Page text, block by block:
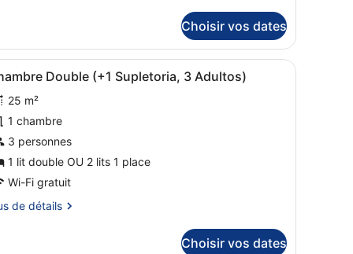
Choisir vos dates
la mer et deux tableaux encadrés accrochés au mur.
tables de chevet avec des lampes, une table ronde avec une
:
Une chambre d’hôtel équipée d’une
5 Double (+1 Supletoria, 3 Adultos)
25 m²
1 chambre
3 personnes
1 lit double OU 2 lits 1 place
Wi-Fi gratuit
de détails
Choisir vos dates